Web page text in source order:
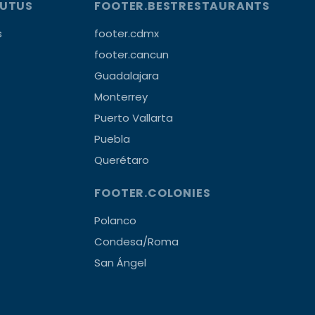
FOOTER.BESTRESTAURANTS
footer.cdmx
footer.cancun
Guadalajara
Monterrey
Puerto Vallarta
Puebla
Querétaro
FOOTER.COLONIES
Polanco
Condesa/Roma
San Ángel